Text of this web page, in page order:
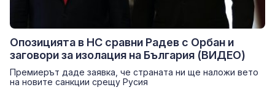
Опозицията в НС сравни Радев с Орбан и
заговори за изолация на България (ВИДЕО)
Премиерът даде заявка, че страната ни ще наложи вето
на новите санкции срещу Русия